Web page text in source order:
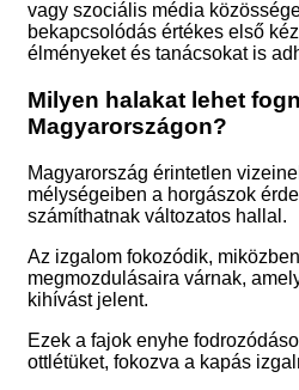
vagy szociális média
bekapcsolódás értékes első
élményeket és tanácsokat is
Milyen halakat lehet
Magyarországon?
Magyarország érintetlen
mélységeiben a horgászok
számíthatnak változatos hallal.
Az izgalom fokozódik,
megmozdulásaira várnak,
kihívást jelent.
Ezek a fajok enyhe
ottlétüket, fokozva a kapás